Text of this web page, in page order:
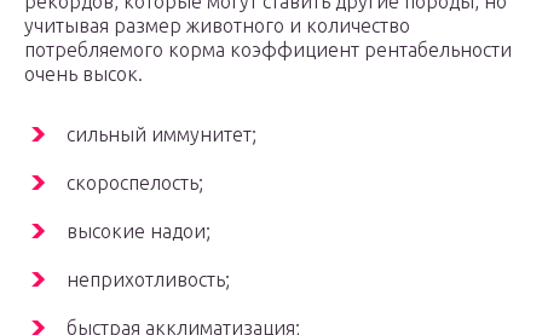
учитывая размер животного и количество
потребляемого корма коэффициент рентабельности
очень высок.
сильный иммунитет;
скороспелость;
высокие надои;
неприхотливость;
быстрая акклиматизация;